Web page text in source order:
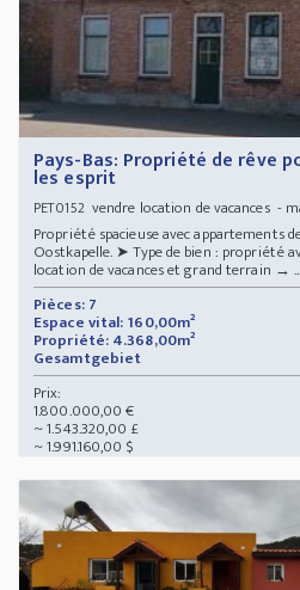
Pays-Bas: Propriété de rêve
les esprit
PET0152vendre location de vacances -
Propriété spacieuse avec appartements
Oostkapelle. ➤ Type de bien : propriété
location de vacances et grand terrain → ...
Pièces: 7
Espace vital: 160,00m²
Propriété: 4.368,00m²
Gesamtgebiet
Prix:
1.800.000,00 €
~ 1.543.320,00 £
~ 1.991.160,00 $